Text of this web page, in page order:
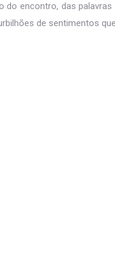
encontro, das
de sentimentos